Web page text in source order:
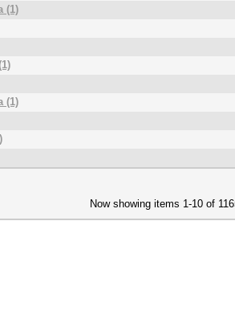
(1)
(1)
Now showing items 1-10 of